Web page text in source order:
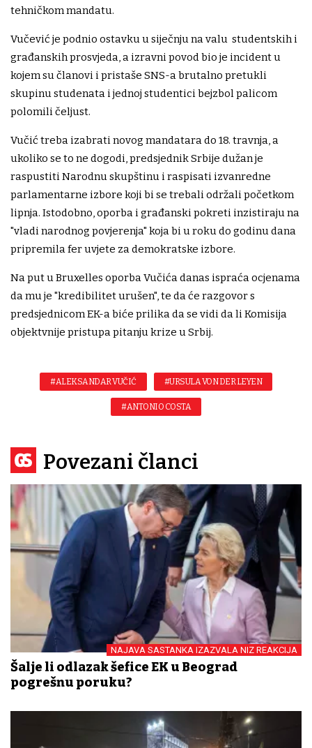
tehničkom mandatu.
Vučević je podnio ostavku u siječnju na valu studentskih i
građanskih prosvjeda, a izravni povod bio je incident u
kojem su članovi i pristaše SNS-a brutalno pretukli
skupinu studenata i jednoj studentici bejzbol palicom
polomili čeljust.
Vučić treba izabrati novog mandatara do 18. travnja, a
ukoliko se to ne dogodi, predsjednik Srbije dužan je
raspustiti Narodnu skupštinu i raspisati izvanredne
parlamentarne izbore koji bi se trebali održali početkom
lipnja. Istodobno, oporba i građanski pokreti inzistiraju na
"vladi narodnog povjerenja" koja bi u roku do godinu dana
pripremila fer uvjete za demokratske izbore.
Na put u Bruxelles oporba Vučića danas ispraća ocjenama
da mu je "kredibilitet urušen", te da će razgovor s
predsjednicom EK-a biće prilika da se vidi da li Komisija
objektvnije pristupa pitanju krize u Srbij.
#ALEKSANDAR VUČIĆ #URSULA VON DER LEYEN
#ANTONIO COSTA
Povezani članci
NAJAVA SASTANKA IZAZVALA NIZ REAKCIJA
Šalje li odlazak šefice EK u Beograd
pogrešnu poruku?